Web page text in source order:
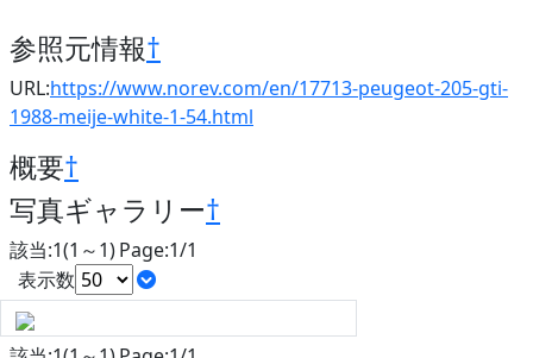
参照元情報†
URL:https://www.norev.com/en/17713-peugeot-205-gti-
1988-meije-white-1-54.html
概要†
写真ギャラリー†
該当:1(1～1) Page:1/1
表示数